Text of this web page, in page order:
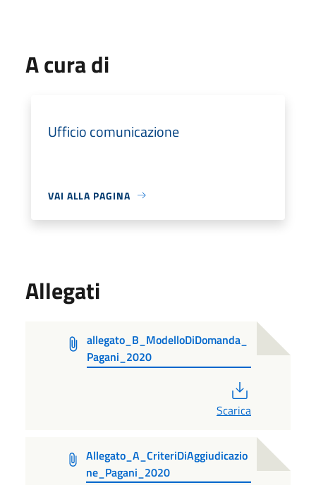
A cura di
Ufficio comunicazione
VAI ALLA PAGINA
Allegati
allegato_B_ModelloDiDomanda_
Pagani_2020
Scarica
Allegato_A_CriteriDiAggiudicazio
ne_Pagani_2020